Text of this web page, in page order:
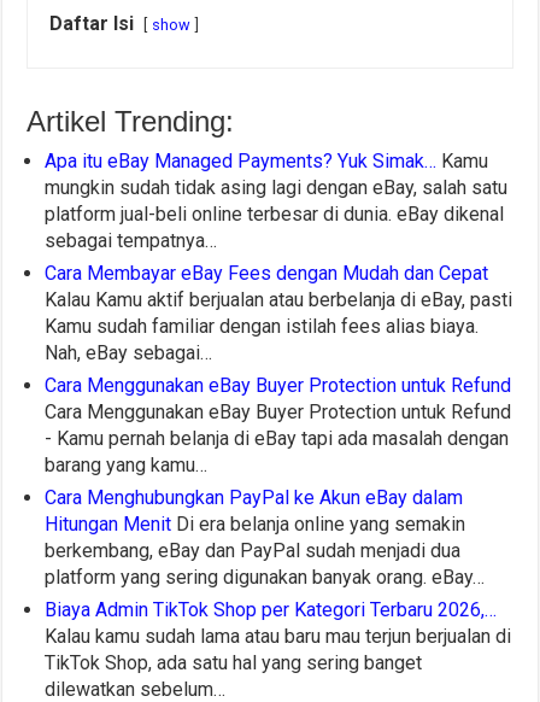
Daftar Isi show
Artikel Trending:
Apa itu eBay Managed Payments? Yuk Simak… Kamu
mungkin sudah tidak asing lagi dengan eBay, salah satu
platform jual-beli online terbesar di dunia. eBay dikenal
sebagai tempatnya…
Cara Membayar eBay Fees dengan Mudah dan Cepat
Kalau Kamu aktif berjualan atau berbelanja di eBay, pasti
Kamu sudah familiar dengan istilah fees alias biaya.
Nah, eBay sebagai…
Cara Menggunakan eBay Buyer Protection untuk Refund
Cara Menggunakan eBay Buyer Protection untuk Refund
- Kamu pernah belanja di eBay tapi ada masalah dengan
barang yang kamu…
Cara Menghubungkan PayPal ke Akun eBay dalam
Hitungan Menit Di era belanja online yang semakin
berkembang, eBay dan PayPal sudah menjadi dua
platform yang sering digunakan banyak orang. eBay…
Biaya Admin TikTok Shop per Kategori Terbaru 2026,…
Kalau kamu sudah lama atau baru mau terjun berjualan di
TikTok Shop, ada satu hal yang sering banget
dilewatkan sebelum…